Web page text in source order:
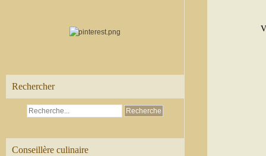
Rechercher
Conseillère culinaire